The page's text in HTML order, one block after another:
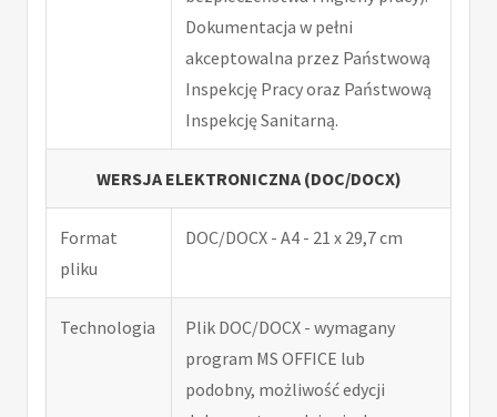
Dokumentacja w pełni
akceptowalna przez Państwową
Inspekcję Pracy oraz Państwową
Inspekcję Sanitarną.
WERSJA ELEKTRONICZNA (DOC/DOCX)
Format
pliku
DOC/DOCX - A4 - 21 x 29,7 cm
Technologia
Plik DOC/DOCX - wymagany
program MS OFFICE lub
podobny, możliwość edycji